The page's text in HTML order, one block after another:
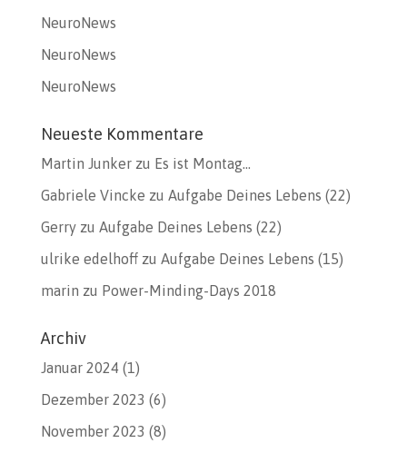
NeuroNews
NeuroNews
NeuroNews
Neueste Kommentare
Martin Junkerzu Es ist Montag…
Gabriele Vincke zu Aufgabe Deines Lebens (22)
Gerryzu Aufgabe Deines Lebens (22)
ulrike edelhoffzu Aufgabe Deines Lebens (15)
marin zu Power-Minding-Days 2018
Archiv
Januar 2024(1)
Dezember 2023 (6)
November 2023 (8)